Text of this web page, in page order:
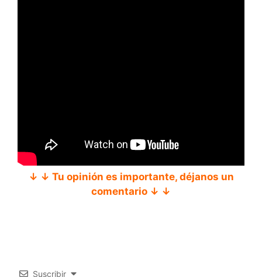
↓ ↓ Tu opinión es importante, déjanos un
comentario ↓ ↓
Suscribir